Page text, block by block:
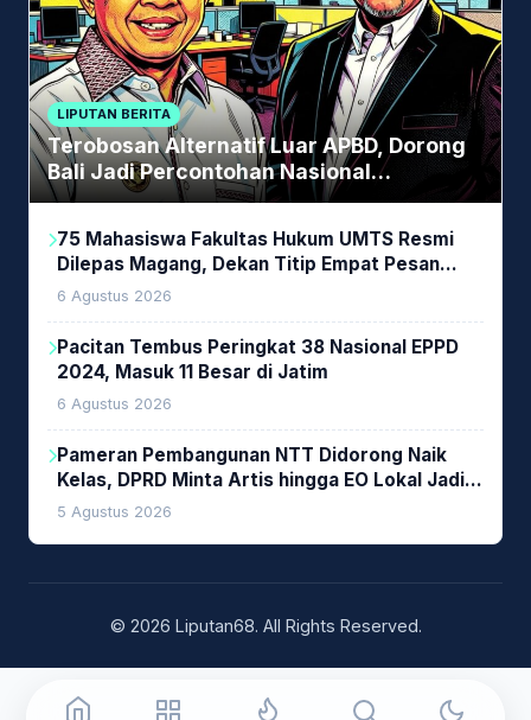
LIPUTAN BERITA
Terobosan Alternatif Luar APBD, Dorong
Bali Jadi Percontohan Nasional
Pembiayaan Daerah
75 Mahasiswa Fakultas Hukum UMTS Resmi
Dilepas Magang, Dekan Titip Empat Pesan
Penting
6 Agustus 2026
Pacitan Tembus Peringkat 38 Nasional EPPD
2024, Masuk 11 Besar di Jatim
6 Agustus 2026
Pameran Pembangunan NTT Didorong Naik
Kelas, DPRD Minta Artis hingga EO Lokal Jadi
Prioritas
5 Agustus 2026
© 2026 Liputan68. All Rights Reserved.